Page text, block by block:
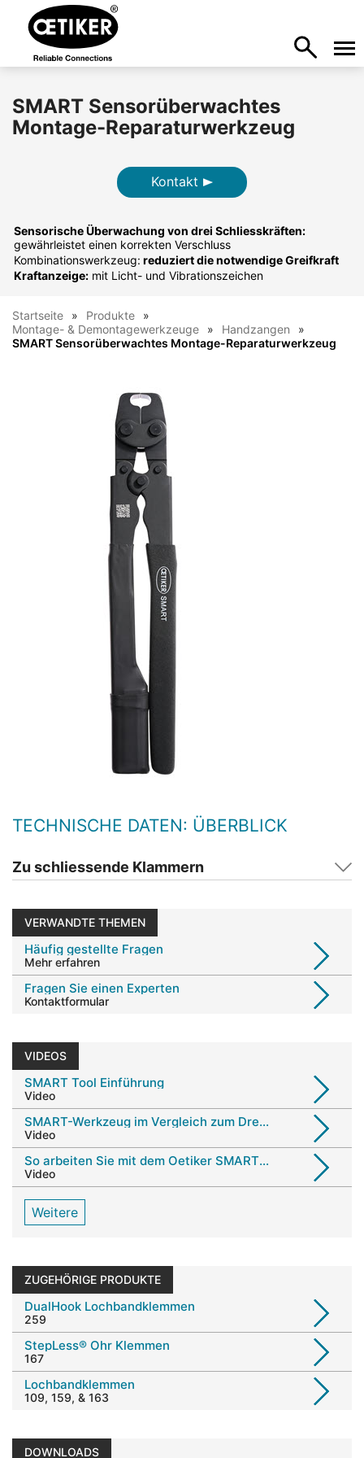
SMART Sensorüberwachtes
Montage-Reparaturwerkzeug
Kontakt
Sensorische Überwachung von drei Schliesskräften:
gewährleistet einen korrekten Verschluss
Kombinationswerkzeug: reduziert die notwendige Greifkraft
Kraftanzeige: mit Licht- und Vibrationszeichen
Startseite
Produkte
Montage- & Demontagewerkzeuge
Handzangen
SMART Sensorüberwachtes Montage-Reparaturwerkzeug
TECHNISCHE DATEN: ÜBERBLICK
Zu schliessende Klammern
VERWANDTE THEMEN
Häufig gestellte Fragen
Mehr erfahren
Fragen Sie einen Experten
Kontaktformular
VIDEOS
SMART Tool Einführung
Video
SMART-Werkzeug im Vergleich zum Drehmomentschlüssel
Video
So arbeiten Sie mit dem Oetiker SMART Tool
Video
Weitere
ZUGEHÖRIGE PRODUKTE
DualHook Lochbandklemmen
259
StepLess® Ohr Klemmen
167
Lochbandklemmen
109, 159, & 163
DOWNLOADS